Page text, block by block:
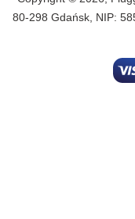
80-298 Gdańsk, NIP: